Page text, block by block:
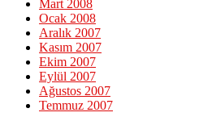
Mart 2008
Ocak 2008
Aralık 2007
Kasım 2007
Ekim 2007
Eylül 2007
Ağustos 2007
Temmuz 2007